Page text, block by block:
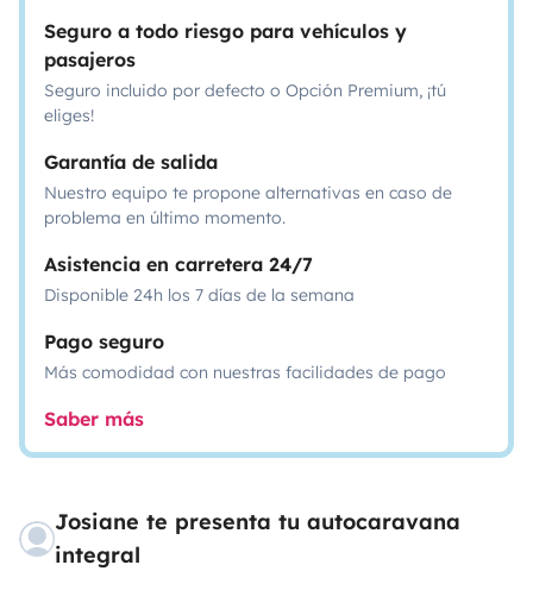
Seguro a todo riesgo para vehículos y
pasajeros
Seguro incluido por defecto o Opción Premium, ¡tú
eliges!
Garantía de salida
Nuestro equipo te propone alternativas en caso de
problema en último momento.
Asistencia en carretera 24/7
Disponible 24h los 7 días de la semana
Pago seguro
Más comodidad con nuestras facilidades de pago
Saber más
Josiane te presenta tu autocaravana
integral